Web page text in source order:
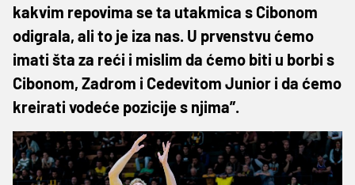
kakvim repovima se ta utakmica s Cibonom
odigrala, ali to je iza nas. U prvenstvu ćemo
imati šta za reći i mislim da ćemo biti u borbi s
Cibonom, Zadrom i Cedevitom Junior i da ćemo
kreirati vodeće pozicije s njima”.